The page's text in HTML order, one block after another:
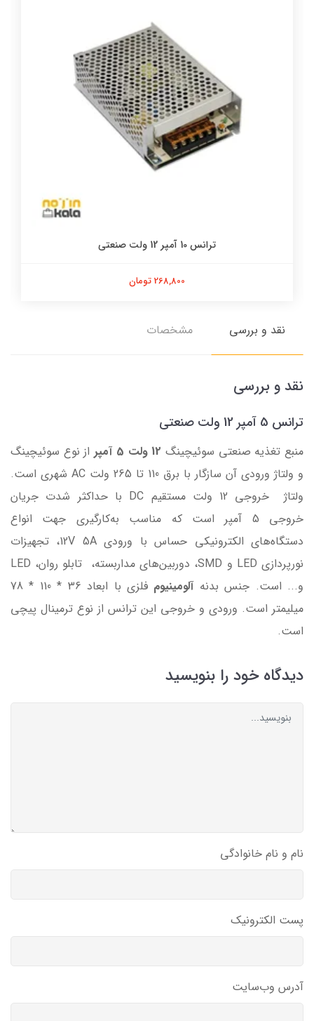
ترانس 10 آمپر 12 ولت صنعتی
268,800 تومان
نقد و بررسی مشخصات
نقد و بررسی
ترانس 5 آمپر 12 ولت صنعتی
منبع تغذیه صنعتی سوئیچینگ 12 ولت 5 آمپر
از نوع سوئیچینگ
و ولتاژ ورودی آن سازگار با برق 110 تا 265 ولت AC شهری است.
ولتاژ خروجی 12 ولت مستقیم DC با حداکثر شدت جریان
خروجی 5 آمپر است که مناسب به‌کارگیری جهت انواع
دستگاه‌های الکترونیکی حساس با ورودی 12V 5A، تجهیزات
نورپردازی LED و SMD، دوربین‌های مداربسته، تابلو روان، LED
و... است. جنس بدنه آلومینیوم
فلزی با ابعاد 36 * 110 * 78
میلیمتر است. ورودی و خروجی این ترانس از نوع ترمینال پیچی
است.
دیدگاه خود را بنویسید
نام و نام خانوادگی
پست الکترونیک
آدرس وب‌سایت